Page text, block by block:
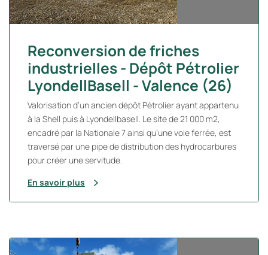
Reconversion de friches
industrielles - Dépôt Pétrolier
LyondellBasell - Valence (26)
Valorisation d’un ancien dépôt Pétrolier ayant appartenu
à la Shell puis à Lyondellbasell. Le site de 21 000 m2,
encadré par la Nationale 7 ainsi qu’une voie ferrée, est
traversé par une pipe de distribution des hydrocarbures
pour créer une servitude.
En savoir plus